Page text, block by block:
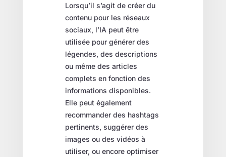
Lorsqu’il s’agit de créer du
contenu pour les réseaux
sociaux, l’IA peut être
utilisée pour générer des
légendes, des descriptions
ou même des articles
complets en fonction des
informations disponibles.
Elle peut également
recommander des hashtags
pertinents, suggérer des
images ou des vidéos à
utiliser, ou encore optimiser